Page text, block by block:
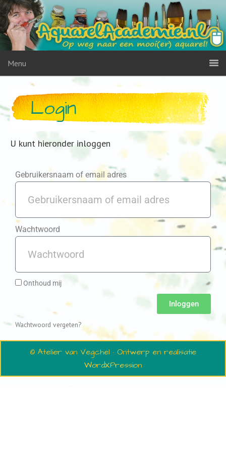
Menu
Login
U kunt hieronder inloggen
Gebruikersnaam of email adres
Wachtwoord
Onthoud mij
Inloggen
Wachtwoord vergeten?
© Atelier van Vegchel · Ontwerp en realisatie
WordXPression